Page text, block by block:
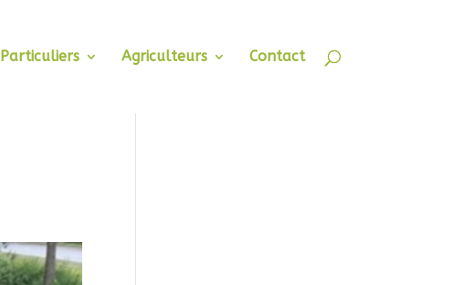
Particuliers Agriculteurs Contact